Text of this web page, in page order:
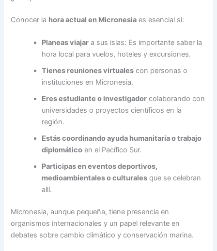
Conocer la hora actual en Micronesia es esencial si:
Planeas viajar a sus islas: Es importante saber la
hora local para vuelos, hoteles y excursiones.
Tienes reuniones virtuales con personas o
instituciones en Micronesia.
Eres estudiante o investigador colaborando con
universidades o proyectos científicos en la
región.
Estás coordinando ayuda humanitaria o trabajo
diplomático en el Pacífico Sur.
Participas en eventos deportivos,
medioambientales o culturales que se celebran
allí.
Micronesia, aunque pequeña, tiene presencia en
organismos internacionales y un papel relevante en
debates sobre cambio climático y conservación marina.